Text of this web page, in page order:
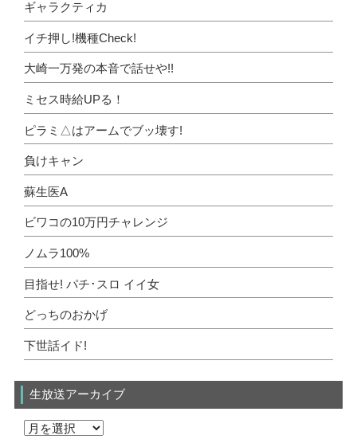
ギャラクティカ
イチ押し!機種Check!
大崎一万発の本音で話せや!!
ミセス時給UPる！
ピラミ△はアームでブッ壊す!
負けキャン
蘇生医A
ビワコの10万円チャレンジ
ノムラ100%
目指せ! パチ･スロ イイ女
どっちのおかげ
下世話イド!
生放送アーカイブ